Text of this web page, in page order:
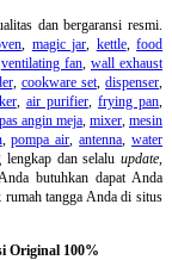
dan bergaransi resmi.
magic jar kettle,food
ventilating fan, wall exhaust
, cookware set,dispenser
, air purifier, frying pan
angin meja, mixer,mesin
,pompa air ,antenna ,water
dan selalu update
butuhkan dapat Anda
rumah tangga Anda di situs
Original 100%